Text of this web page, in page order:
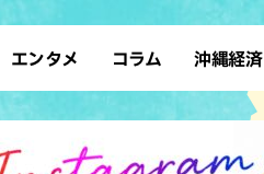
ドライブ
ソロ活
SDGs
ローカルニュース
エンタメ
スポーツ 占い
ント・芸人 テレビ
コラム 沖縄経済